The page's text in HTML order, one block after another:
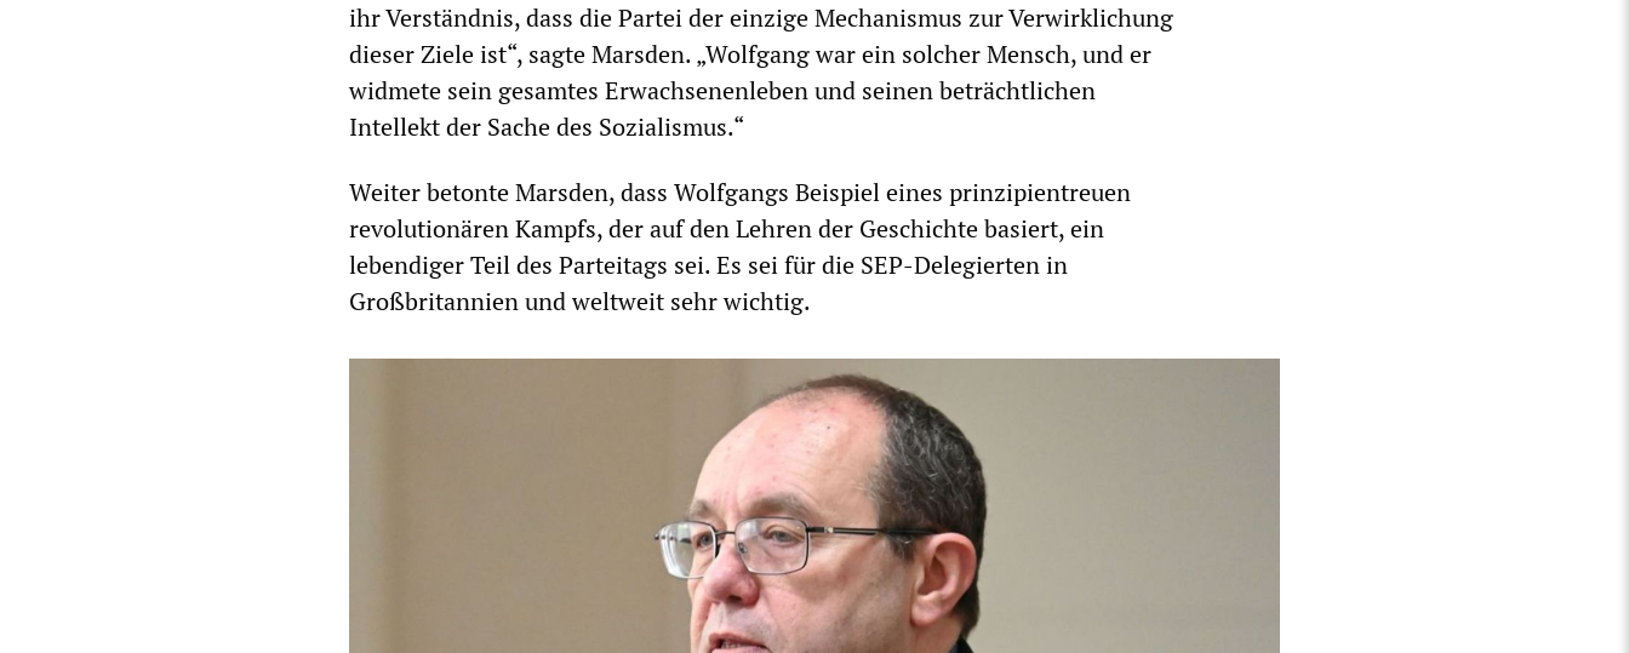
ihr Verständnis, dass die Partei der einzige Mechanismus zur Verwirklichung
dieser Ziele ist“, sagte Marsden. „Wolfgang war ein solcher Mensch, und er
widmete sein gesamtes Erwachsenenleben und seinen beträchtlichen
Intellekt der Sache des Sozialismus.“
Weiter betonte Marsden, dass Wolfgangs Beispiel eines prinzipientreuen
revolutionären Kampfs, der auf den Lehren der Geschichte basiert, ein
lebendiger Teil des Parteitags sei. Es sei für die SEP-Delegierten in
Großbritannien und weltweit sehr wichtig.